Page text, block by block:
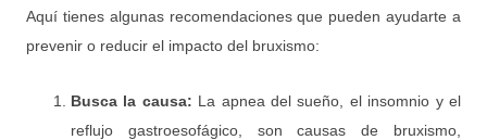
Aquí tienes algunas recomendaciones que pueden ayudarte a
prevenir o reducir el impacto del bruxismo:
Busca la causa: La apnea del sueño, el insomnio y el
reflujo gastroesofágico, son causas de bruxismo,